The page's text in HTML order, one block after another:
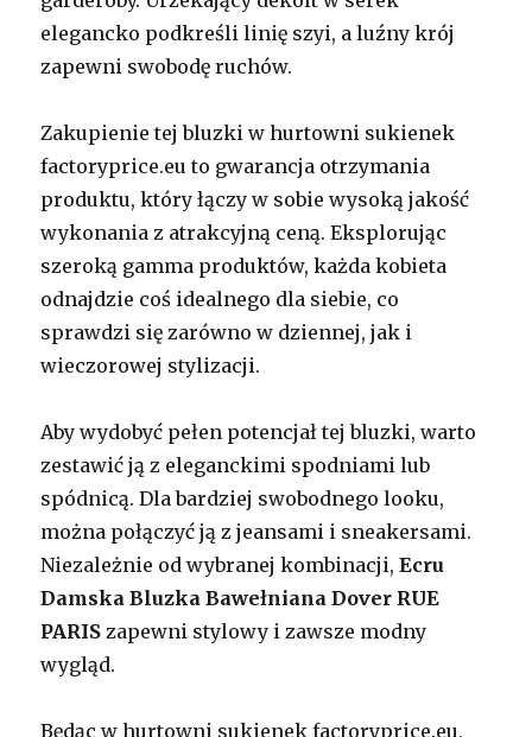
elegancko podkreśli linię szyi, a luźny krój
zapewni swobodę ruchów.
Zakupienie tej bluzki w hurtowni sukienek
factoryprice.eu to gwarancja otrzymania
produktu, który łączy w sobie wysoką jakość
wykonania z atrakcyjną ceną. Eksplorując
szeroką gamma produktów, każda kobieta
odnajdzie coś idealnego dla siebie, co
sprawdzi się zarówno w dziennej, jak i
wieczorowej stylizacji.
Aby wydobyć pełen potencjał tej bluzki, warto
zestawić ją z eleganckimi spodniami lub
spódnicą. Dla bardziej swobodnego looku,
można połączyć ją z jeansami i sneakersami.
Niezależnie od wybranej kombinacji,Ecru
Damska Bluzka Bawełniana Dover RUE
PARIS zapewni stylowy i zawsze modny
wygląd.
Będąc w hurtowni sukienek factoryprice.eu,